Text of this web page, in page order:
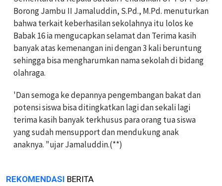
Borong Jambu II Jamaluddin, S.Pd., M.Pd. menuturkan
bahwa terkait keberhasilan sekolahnya itu lolos ke
Babak 16 ia mengucapkan selamat dan Terima kasih
banyak atas kemenangan ini dengan 3 kali beruntung
sehingga bisa mengharumkan nama sekolah di bidang
olahraga.
'Dan semoga ke depannya pengembangan bakat dan
potensi siswa bisa ditingkatkan lagi dan sekali lagi
terima kasih banyak terkhusus para orang tua siswa
yang sudah mensupport dan mendukung anak
anaknya. "ujar Jamaluddin.(**)
REKOMENDASI BERITA